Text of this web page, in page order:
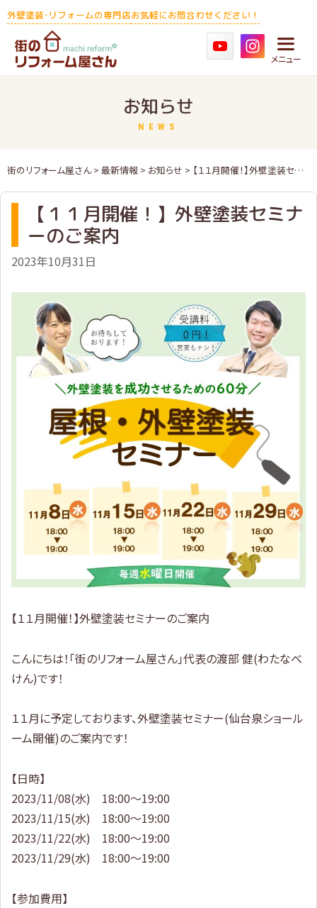
Skip
to
content
外壁塗装･リフォームの専門店お気軽にお問合わせください！
メニュー
お知らせ
NEWS
街のリフォーム屋さん> 最新情報 > お知らせ > 【１１月開催！】外壁塗装セミナーのご案内
【１１月開催！】外壁塗装セミナ
ーのご案内
2023年10月31日
【１１月開催！】外壁塗装セミナーのご案内
こんにちは！「街のリフォーム屋さん」代表の渡部 健(わたなべ
けん)です！
１１月に予定しております、外壁塗装セミナー(仙台泉ショール
ーム開催)のご案内です！
【日時】
2023/11/08(水) 18:00～19:00
2023/11/15(水) 18:00～19:00
2023/11/22(水) 18:00～19:00
2023/11/29(水) 18:00～19:00
【参加費用】